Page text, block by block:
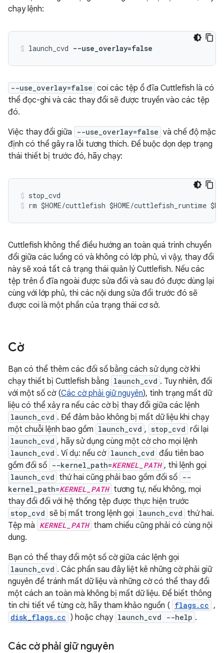
chạy lệnh:
launch_cvd --use_overlay=false
--use_overlay=false coi các tệp ổ đĩa Cuttlefish là có
thể đọc-ghi và các thay đổi sẽ được truyền vào các tệp
đó.
Việc thay đổi giữa
--use_overlay=false và chế độ mặc
định có thể gây ra lỗi tương thích. Để buộc dọn dẹp trạng
thái thiết bị trước đó, hãy chạy:
stop_cvd
rm $HOME/cuttlefish $HOME/cuttlefish_runtime
Cuttlefish không thể điều hướng an toàn quá trình chuyển
đổi giữa các luồng có và không có lớp phủ, vì vậy, thay đổi
này sẽ xoá tất cả trạng thái quản lý Cuttlefish. Nếu các
tệp trên ổ đĩa ngoài được sửa đổi và sau đó được dùng lại
cùng với lớp phủ, thì các nội dung sửa đổi trước đó sẽ
được coi là một phần của trạng thái cơ sở.
Cờ
Bạn có thể thêm các đối số bằng cách sử dụng cờ khi
chạy thiết bị Cuttlefish bằng launch_cvd . Tuy nhiên, đối
với một số cờ (Các cờ phải giữ nguyên), tình trạng mất dữ
liệu có thể xảy ra nếu các cờ bị thay đổi giữa các lệnh
launch_cvd . Để đảm bảo không bị mất dữ liệu khi chạy
một chuỗi lệnh bao gồm launch_cvd , stop_cvd rồi lại
launch_cvd , hãy sử dụng cùng một cờ cho mọi lệnh
launch_cvd . Ví dụ: nếu cờ launch_cvd đầu tiên bao
gồm đối số --kernel_path=KERNEL_PATH , thì lệnh gọi
launch_cvd thứ hai cũng phải bao gồm đối số --
kernel_path=KERNEL_PATH tương tự, nếu không, mọi
thay đổi đối với hệ thống tệp được thực hiện trước
stop_cvd sẽ bị mất trong lệnh gọi launch_cvd thứ hai.
Tệp mà KERNEL_PATH tham chiếu cũng phải có cùng nội
dung.
Bạn có thể thay đổi một số cờ giữa các lệnh gọi
launch_cvd . Các phần sau đây liệt kê những cờ phải giữ
nguyên để tránh mất dữ liệu và những cờ có thể thay đổi
một cách an toàn mà không bị mất dữ liệu. Để biết thông
tin chi tiết về từng cờ, hãy tham khảo nguồn ( flags.cc ,
disk_flags.cc ) hoặc chạy launch_cvd --help .
Các cờ phải giữ nguyên